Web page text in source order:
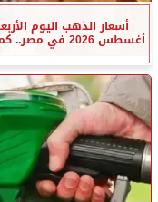
أغسطس 2026 في مصر.. كم يبلغ...